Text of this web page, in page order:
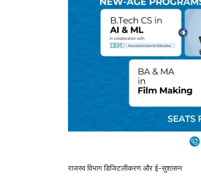
राजस्व विभाग डिजिटलीकरण और ई-सुशासन